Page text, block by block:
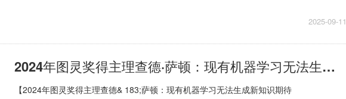
2025-09-11
2024年图灵奖得主理查德·萨顿：现有机器学习无法生成新知识 期待超级智能体出现|今日观点
【2024年图灵奖得主理查德& 183;萨顿：现有机器学习无法生成新知识期待